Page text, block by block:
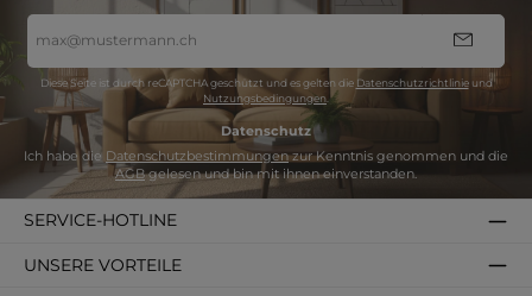
Mail-
Adresse
Diese Seite ist durch reCAPTCHA geschützt und es gelten die Datenschutzrichtlinieund
Nutzungsbedingungen.
Datenschutz
Ich habe die Datenschutzbestimmungenzur Kenntnis genommen und die
AGBgelesen und bin mit ihnen einverstanden.
SERVICE-HOTLINE
UNSERE VORTEILE